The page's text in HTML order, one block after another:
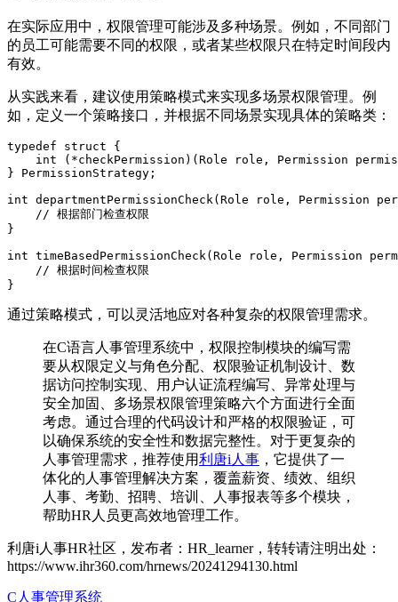
在实际应用中，权限管理可能涉及多种场景。例如，不同部门
的员工可能需要不同的权限，或者某些权限只在特定时间段内
有效。
从实践来看，建议使用策略模式来实现多场景权限管理。例
如，定义一个策略接口，并根据不同场景实现具体的策略类：
typedef struct {
int (*checkPermission)(Role role, Permission
} PermissionStrategy;
int departmentPermissionCheck(Role role, Permission
    // 根据部门检查权限
}
int timeBasedPermissionCheck(Role role, Permission
    // 根据时间检查权限
通过策略模式，可以灵活地应对各种复杂的权限管理需求。
在C语言人事管理系统中，权限控制模块的编写需
要从权限定义与角色分配、权限验证机制设计、数
据访问控制实现、用户认证流程编写、异常处理与
安全加固、多场景权限管理策略六个方面进行全面
考虑。通过合理的代码设计和严格的权限验证，可
以确保系统的安全性和数据完整性。对于更复杂的
人事管理需求，推荐使用利唐i人事 ，它提供了一
体化的人事管理解决方案，覆盖薪资、绩效、组织
人事、考勤、招聘、培训、人事报表等多个模块，
帮助HR人员更高效地管理工作。
利唐i人事HR社区，发布者：HR_learner，转转请注明出处：
https://www.ihr360.com/hrnews/20241294130.html
C人事管理系统